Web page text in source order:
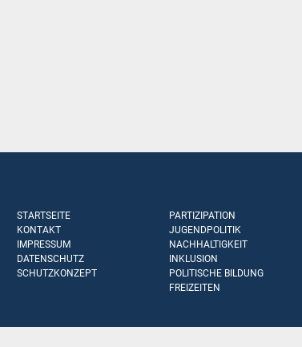
STARTSEITE
KONTAKT
IMPRESSUM
DATENSCHUTZ
SCHUTZKONZEPT
PARTIZIPATION
JUGENDPOLITIK
NACHHALTIGKEIT
INKLUSION
POLITISCHE BILDUNG
FREIZEITEN